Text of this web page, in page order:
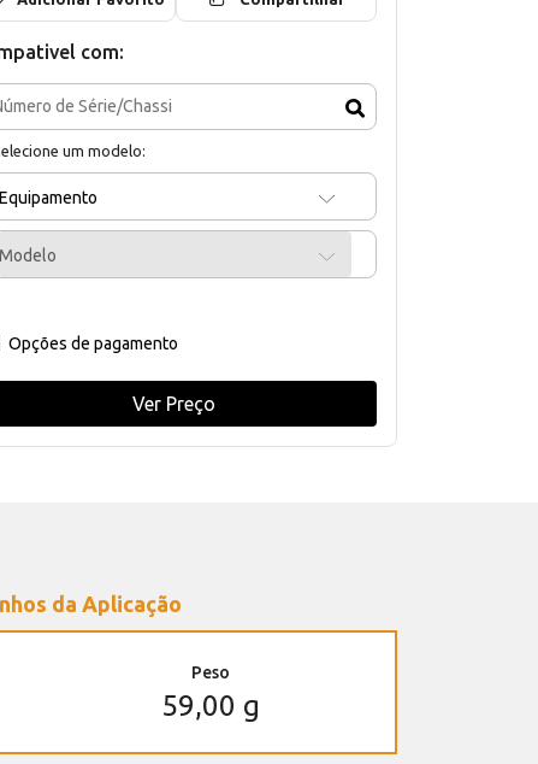
com:
um modelo:
Equipamento
Modelo
Opções de pagamento
Ver Preço
da Aplicação
Peso
59,00 g